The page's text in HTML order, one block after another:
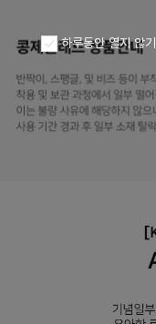
하루동안 열지 않기